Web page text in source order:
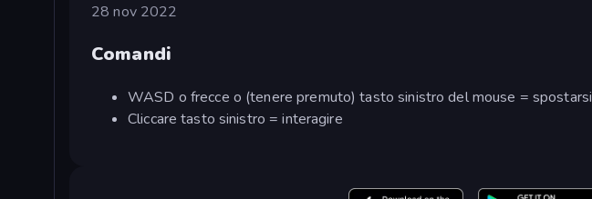
28 nov 2022
Comandi
WASD o frecce o (tenere premuto) tasto sinistro del mouse = spostarsi
Cliccare tasto sinistro = interagire